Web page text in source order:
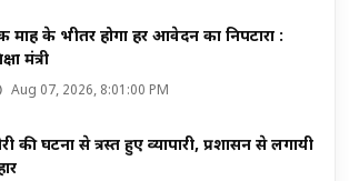
माह के भीतर होगा हर आवेदन का निपटारा :
मंत्री
Aug 07, 2026, 8:01:00 PM
की घटना से त्रस्त हुए व्यापारी, प्रशासन से लगायी